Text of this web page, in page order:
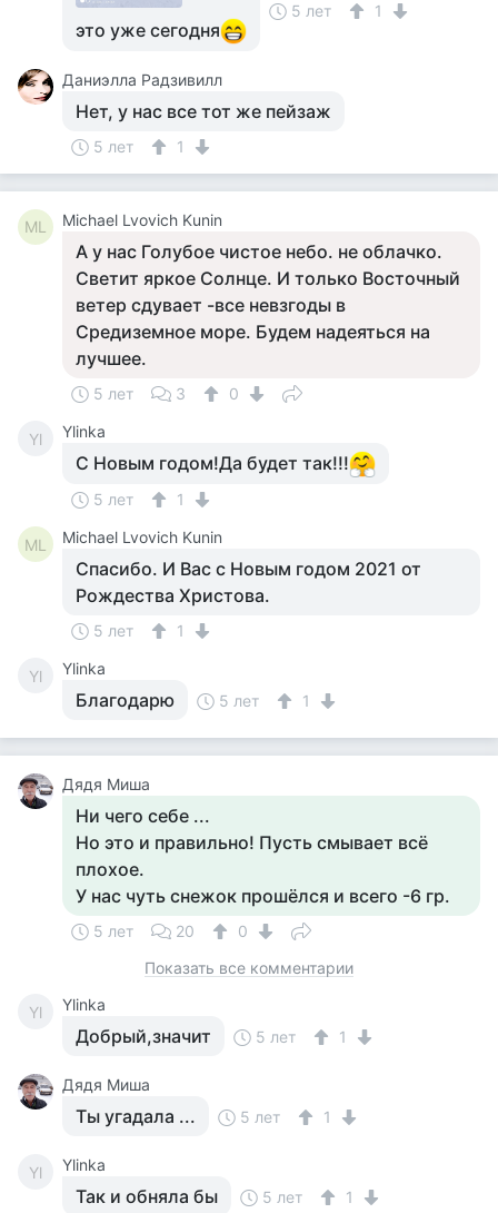
это уже сегодня
5 лет 1
Даниэлла Радзивилл
Нет, у нас все тот же пейзаж
5 лет 1
ML Michael Lvovich Kunin
А у нас Голубое чистое небо. не облачко.
Светит яркое Солнце. И только Восточный
ветер сдувает -все невзгоды в
Средиземное море. Будем надеяться на
лучшее.
5 лет 3 0
Yl Ylinka
С Новым годом!Да будет так!!!
5 лет 1
ML Michael Lvovich Kunin
Спасибо. И Вас с Новым годом 2021 от
Рождества Христова.
5 лет 1
Yl Ylinka
Благодарю 5 лет 1
Дядя Миша
Ни чего себе ...
Но это и правильно! Пусть смывает всё
плохое.
У нас чуть снежок прошёлся и всего -6 гр.
5 лет 20
0
Показать все комментарии
Yl Ylinka
Добрый,значит 5 лет 1
Дядя Миша
Ты угадала ... 5 лет 1
Yl Ylinka
Так и обняла бы 5 лет 1